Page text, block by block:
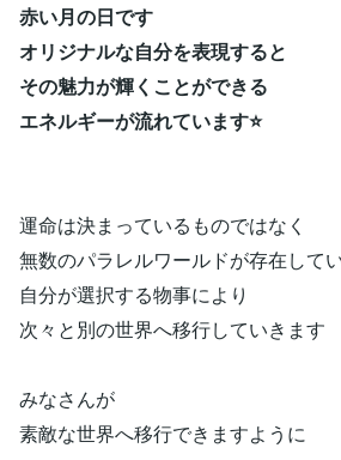
赤い月の日です
オリジナルな自分を表現すると
その魅力が輝くことができる
エネルギーが流れています⭐
運命は決まっているものではなく
無数のパラレルワールドが存在して
自分が選択する物事により
次々と別の世界へ移行していきます
みなさんが
素敵な世界へ移行できますように